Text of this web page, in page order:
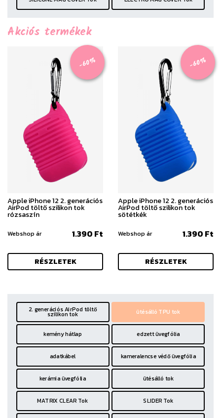
Akciós termékek
-60%
Apple iPhone 12 2. generációs
AirPod töltő szilikon tok
rózsaszín
Webshop ár 1.390 Ft
RÉSZLETEK
-60%
Apple iPhone 12 2. generációs
AirPod töltő szilikon tok
sötétkék
Webshop ár 1.390 Ft
RÉSZLETEK
2. generációs AirPod töltő
szilikon tok ütésálló TPU tok
kemény hátlap edzett üvegfólia
adatkábel kameralencse védő üvegfólia
kerámia üvegfólia ütésálló tok
MATRIX CLEAR Tok SLIDER Tok